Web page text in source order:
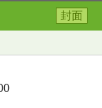
封面